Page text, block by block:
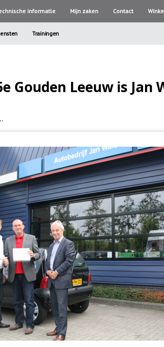
informatle Mijn zaken Contact
Trainingen
Gouden Leeuw is Jan